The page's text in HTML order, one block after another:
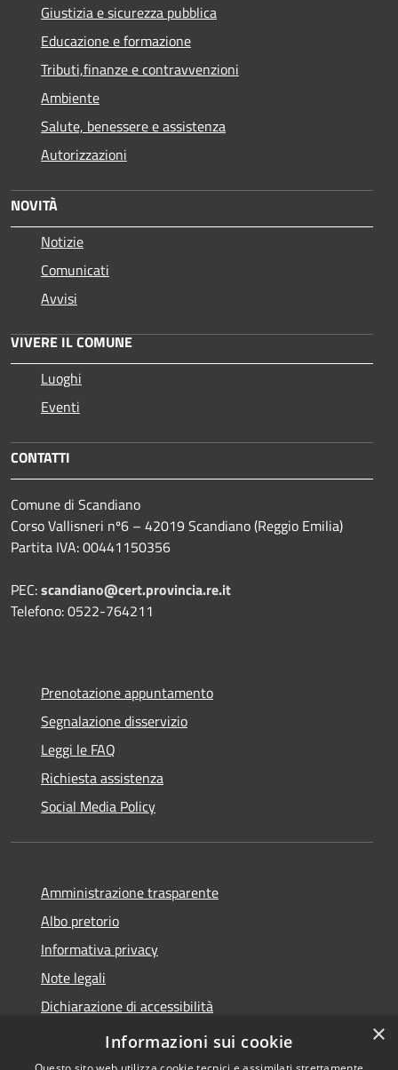
Giustizia e sicurezza pubblica
Educazione e formazione
Tributi,finanze e contravvenzioni
Ambiente
Salute, benessere e assistenza
Autorizzazioni
NOVITÀ
Notizie
Comunicati
Avvisi
VIVERE IL COMUNE
Luoghi
Eventi
CONTATTI
Comune di Scandiano
Corso Vallisneri nº6 – 42019 Scandiano (Reggio Emilia)
Partita IVA: 00441150356
PEC:scandiano@cert.provincia.re.it
Telefono: 0522-764211
Prenotazione appuntamento
Segnalazione disservizio
Leggi le FAQ
Richiesta assistenza
Social Media Policy
Amministrazione trasparente
Albo pretorio
Informativa privacy
Note legali
Dichiarazione di accessibilità
Piano di miglioramento del sito
×
Informazioni sui cookie